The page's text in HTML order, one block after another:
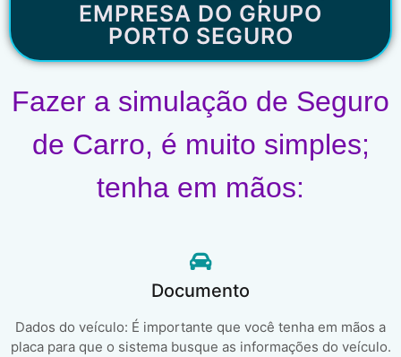
EMPRESA DO GRUPO
PORTO SEGURO
Fazer a simulação de Seguro
de Carro, é muito simples;
tenha em mãos:
Documento
Dados do veículo: É importante que você tenha em mãos a
placa para que o sistema busque as informações do veículo.